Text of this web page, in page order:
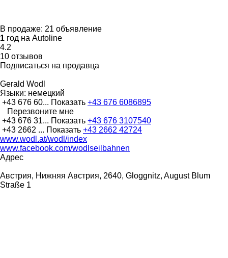
В продаже: 21 объявление
1 год на Autoline
4.2
10 отзывов
Подписаться на продавца
Gerald Wodl
Языки: немецкий
+43 676 60... Показать +43 676 6086895
Перезвоните мне
+43 676 31... Показать +43 676 3107540
+43 2662 ... Показать +43 2662 42724
www.wodl.at/wodl/index
www.facebook.com/wodlseilbahnen
Адрес
Австрия, Нижняя Австрия, 2640, Gloggnitz, August Blum
Straße 1